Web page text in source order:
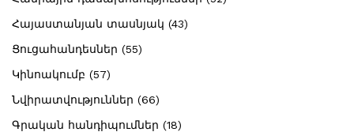
Հայաստանյան տասնյակ (43)
Ցուցահանդեսներ (55)
Կինոակումբ (57)
Նվիրատվություններ (66)
Գրական հանդիպումներ (18)